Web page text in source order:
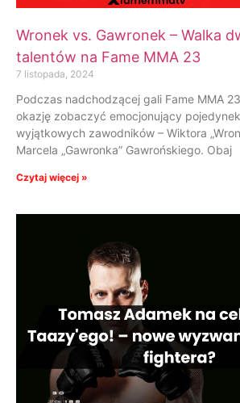
Wronek vs. Gawronek – Walka
talentów na Fame MMA 23
7 listopada, 2024
Podczas nadchodzącej gali Fame MMA
okazję zobaczyć emocjonujący
wyjątkowych zawodników – Wiktora
Marcela „Gawronka” Gawrońskiego. Obaj
Czytaj więcej »